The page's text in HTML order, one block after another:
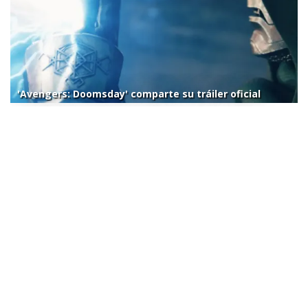
'Avengers: Doomsday' comparte su tráiler oficial